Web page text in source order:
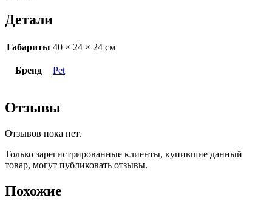
Детали
Габариты 40 × 24 × 24 см
Бренд Pet
Отзывы
Отзывов пока нет.
Только зарегистрированные клиенты, купившие данный
товар, могут публиковать отзывы.
Похожие